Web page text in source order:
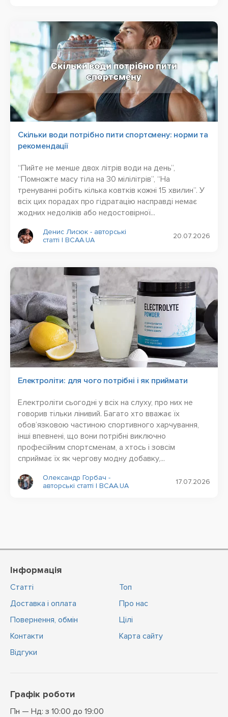
Скільки води потрібно пити спортсмену: норми та
рекомендації
“Пийте не менше двох літрів води на день”,
“Помножте масу тіла на 30 мілілітрів”, “На
тренуванні робіть кілька ковтків кожні 15 хвилин”. У
всіх цих порадах про гідратацію насправді немає
жодних недоліків або недостовірної...
Денис Лисюк - авторські
статті | BCAA.UA
20.07.2026
Електроліти: для чого потрібні і як приймати
Електроліти сьогодні у всіх на слуху, про них не
говорив тільки лінивий. Багато хто вважає їх
обов’язковою частиною спортивного харчування,
інші впевнені, що вони потрібні виключно
професійним спортсменам, а хтось і зовсім
сприймає їх як чергову модну добавку,...
Олександр Горбач -
авторські статті | BCAA.UA
17.07.2026
Інформація
Статті
Доставка і оплата
Повернення, обмін
Контакти
Відгуки
Топ
Про нас
Цiлi
Карта сайту
Графік роботи
Пн — Нд: з 10:00 до 19:00